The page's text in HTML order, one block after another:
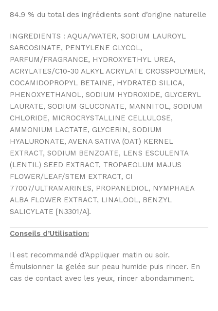
84.9 % du total des ingrédients sont d’origine naturelle
INGREDIENTS : AQUA/WATER, SODIUM LAUROYL
SARCOSINATE, PENTYLENE GLYCOL,
PARFUM/FRAGRANCE, HYDROXYETHYL UREA,
ACRYLATES/C10-30 ALKYL ACRYLATE CROSSPOLYMER,
COCAMIDOPROPYL BETAINE, HYDRATED SILICA,
PHENOXYETHANOL, SODIUM HYDROXIDE, GLYCERYL
LAURATE, SODIUM GLUCONATE, MANNITOL, SODIUM
CHLORIDE, MICROCRYSTALLINE CELLULOSE,
AMMONIUM LACTATE, GLYCERIN, SODIUM
HYALURONATE, AVENA SATIVA (OAT) KERNEL
EXTRACT, SODIUM BENZOATE, LENS ESCULENTA
(LENTIL) SEED EXTRACT, TROPAEOLUM MAJUS
FLOWER/LEAF/STEM EXTRACT, CI
77007/ULTRAMARINES, PROPANEDIOL, NYMPHAEA
ALBA FLOWER EXTRACT, LINALOOL, BENZYL
SALICYLATE [N3301/A].
Conseils d’Utilisation:
Il est recommandé d’Appliquer matin ou soir.
Émulsionner la gelée sur peau humide puis rincer. En
cas de contact avec les yeux, rincer abondamment.